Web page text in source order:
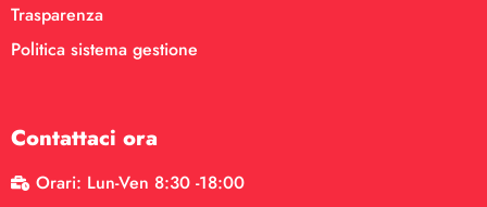
Trasparenza
Politica sistema gestione
Contattaci ora
Orari: Lun-Ven 8:30 -18:00